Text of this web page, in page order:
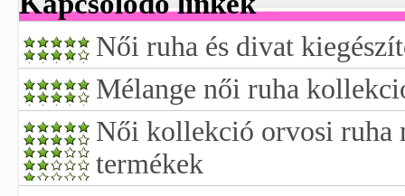
Női ruha és divat
Mélange női ruha
Női kollekció orvosi ruha
termékek